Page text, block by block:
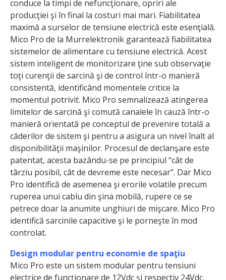
conduce la timpi de nefuncţionare, opriri ale
producţiei şi în final la costuri mai mari. Fiabilitatea
maximă a surselor de tensiune electrică este esenţială.
Mico Pro de la Murrelektronik garantează fiabilitatea
sistemelor de alimentare cu tensiune electrică. Acest
sistem inteligent de monitorizare ţine sub observaţie
toţi curenţii de sarcină şi de control într-o manieră
consistentă, identificând momentele critice la
momentul potrivit. Mico Pro semnalizează atingerea
limitelor de sarcină şi comută canalele în cauză într-o
manieră orientată pe conceptul de prevenire totală a
căderilor de sistem şi pentru a asigura un nivel înalt al
disponibilităţii maşinilor. Procesul de declanşare este
patentat, acesta bazându-se pe principiul “cât de
târziu posibil, cât de devreme este necesar”. Dar Mico
Pro identifică de asemenea şi erorile volatile precum
ruperea unui cablu din şina mobilă, rupere ce se
petrece doar la anumite unghiuri de mişcare. Mico Pro
identifică sarcinile capacitive şi le porneşte în mod
controlat.
Design modular pentru economie de spaţiu
Mico Pro este un sistem modular pentru tensiuni
electrice de funcţionare de 12Vdc şi respectiv 24Vdc.